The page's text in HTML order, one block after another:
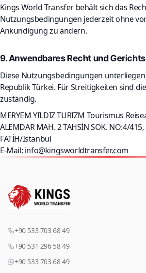
Kings World Transfer behält sich das
Nutzungsbedingungen jederzeit ohne
Ankündigung zu ändern.
9. Anwendbares Recht und
Diese Nutzungsbedingungen
Republik Türkei. Für Streitigkeiten sind
zuständig.
MERYEM YILDIZ TURIZM Tourismus
ALEMDAR MAH. 2 TAHSİN SOK. NO:4/
FATİH/Istanbul
E-Mail: info@kingsworldtransfer.com
+90 533 703 68 49
+90 531 296 58 49
+90 533 703 68 49